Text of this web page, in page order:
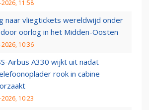
11:58
naar vliegtickets wereldwijd onder
oorlog in het Midden-Oosten
10:36
Airbus A330 wijkt uit nadat
rook in cabine
10:23